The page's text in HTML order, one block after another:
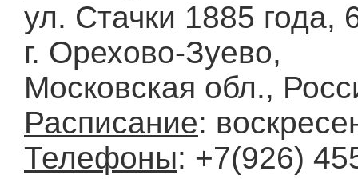
ул. Стачки 1885 года,
г. Орехово-Зуево,
Московская обл.,
Расписание:
Телефоны: +7(926)